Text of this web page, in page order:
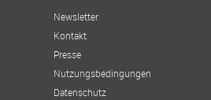
Newsletter
Kontakt
Presse
Nutzungsbedingungen
Datenschutz